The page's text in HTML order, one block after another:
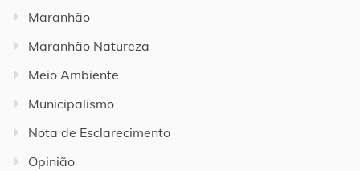
Maranhão
Maranhão Natureza
Meio Ambiente
Municipalismo
Nota de Esclarecimento
Opinião